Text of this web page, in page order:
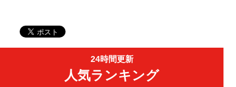
24時間更新
人気ランキング